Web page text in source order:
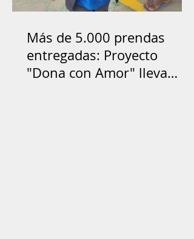
Más de 5.000 prendas
entregadas: Proyecto
"Dona con Amor" lleva